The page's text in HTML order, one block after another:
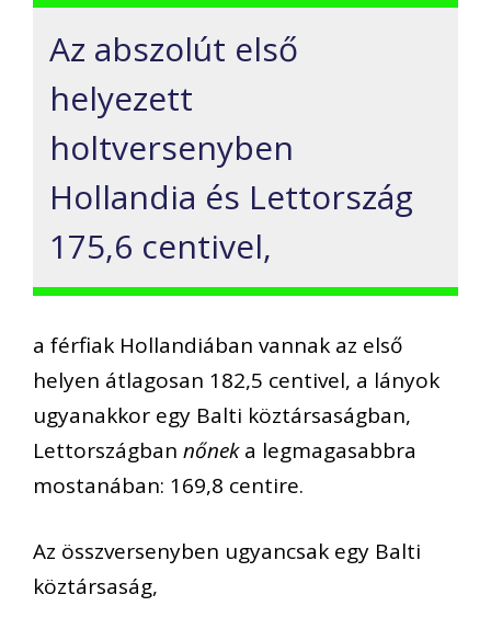
Az abszolút első
helyezett
holtversenyben
Hollandia és Lettország
175,6 centivel,
a férfiak Hollandiában vannak az első
helyen átlagosan 182,5 centivel, a lányok
ugyanakkor egy Balti köztársaságban,
Lettországban nőneka legmagasabbra
mostanában: 169,8 centire.
Az összversenyben ugyancsak egy Balti
köztársaság,